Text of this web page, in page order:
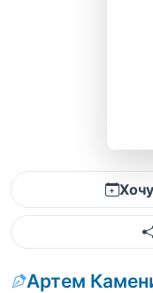
Артем